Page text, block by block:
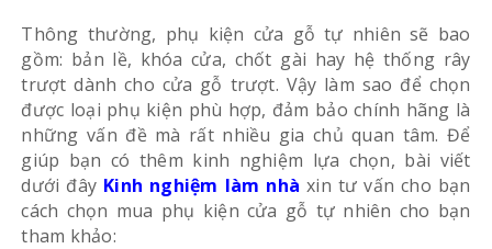
Thông thường, phụ kiện cửa gỗ tự nhiên sẽ bao
gồm: bản lề, khóa cửa, chốt gài hay hệ thống rây
trượt dành cho cửa gỗ trượt. Vậy làm sao để chọn
được loại phụ kiện phù hợp, đảm bảo chính hãng là
những vấn đề mà rất nhiều gia chủ quan tâm. Để
giúp bạn có thêm kinh nghiệm lựa chọn, bài viết
dưới đây Kinh nghiệm làm nhà xin tư vấn cho bạn
cách chọn mua phụ kiện cửa gỗ tự nhiên cho bạn
tham khảo: